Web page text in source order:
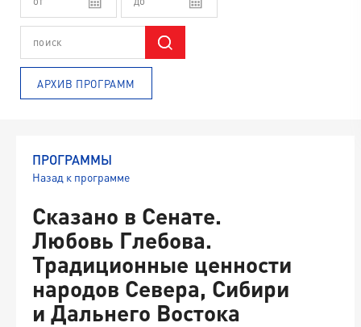
АРХИВ ПРОГРАММ
ПРОГРАММЫ
Назад к программе
Сказано в Сенате.
Любовь Глебова.
Традиционные ценности
народов Севера, Сибири
и Дальнего Востока